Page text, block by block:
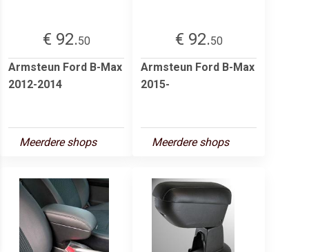
€ 92.50
Armsteun Ford B-Max
2012-2014
Meerdere shops
€ 92.50
Armsteun Ford B-Max
2015-
Meerdere shops